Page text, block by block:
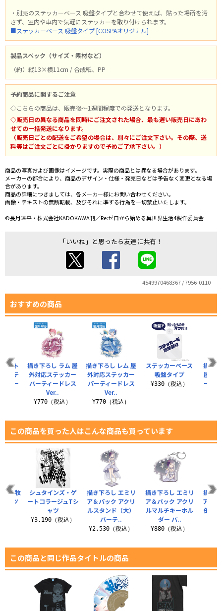
・別売のステッカーベース 吸盤タイプと合わせて使えば、貼った場所を汚
さず、室内や車内で気軽にステッカーを取り付けられます。
■ステッカーベース 吸盤タイプ [COSPAオリジナル]
製品スペック（サイズ・素材など）
（約）縦13×横11cm / 合成紙、PP
予約商品に関するご注意
◇こちらの商品は、販売後～1週間程度での発送となります。
◇販売日の異なる商品を同時にご注文された場合、最も遅い販売日にあわ
せての一括発送になります。
（販売日ごとの配送をご希望の場合は、別々にご注文下さい。その際、送
料等はご注文ごとに掛かりますので予めご了承下さい。）
商品の写真および画像はイメージです。実際の商品とは異なる場合があります。
メーカーの都合により、商品のデザイン・仕様・発売日などは予告なく変更となる場
合があります。
商品の詳細につきましては、各メーカー様にお問い合わせください。
画像・テキストの無断転載、及びそれに準ずる行為を一切禁止いたします。
©長月達平・株式会社KADOKAWA刊／Re:ゼロから始める異世界生活4製作委員会
「いいね」と思ったら友達に共有！
4549970468367 / 7956-0110
おすすめの商品
描き下ろし レム 屋
外対応ステッカー
パーティードレス
Ver..
¥770（税込）
ステッカーベース
吸盤タイプ
¥330（税込）
描き
屋外
ー パ
アト
ステ
ィー
描き下ろし ラム 屋
外対応ステッカー
パーティードレス
Ver..
¥770（税込）
この商品を買った人はこんな商品も買っています
描き下ろし エミリ
ア＆パック アクリ
ルスタンド（大）
パーテ..
¥2,530（税込）
描き下ろし エミリ
ア＆パック アクリ
ルマルチキーホル
ダー パ..
¥880（税込）
描き
ア＆
缶バ
0 牧
ャツ
シュタインズ・ゲ
ートコラージュTシ
ャツ
¥3,190（税込）
この商品と同じ作品タイトルの商品